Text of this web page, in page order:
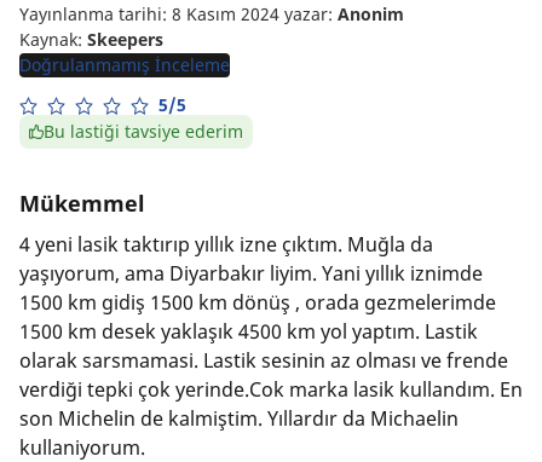
Yayınlanma tarihi: 8 Kasım 2024 yazar: Anonim
Kaynak: Skeepers
Doğrulanmamış İnceleme
5/5
Bu lastiği tavsiye ederim
Mükemmel
4 yeni lasik taktırıp yıllık izne çıktım. Muğla da
yaşıyorum, ama Diyarbakır liyim. Yani yıllık iznimde
1500 km gidiş 1500 km dönüş , orada gezmelerimde
1500 km desek yaklaşık 4500 km yol yaptım. Lastik
olarak sarsmamasi. Lastik sesinin az olması ve frende
verdiği tepki çok yerinde.Cok marka lasik kullandım. En
son Michelin de kalmiştim. Yıllardır da Michaelin
kullaniyorum.